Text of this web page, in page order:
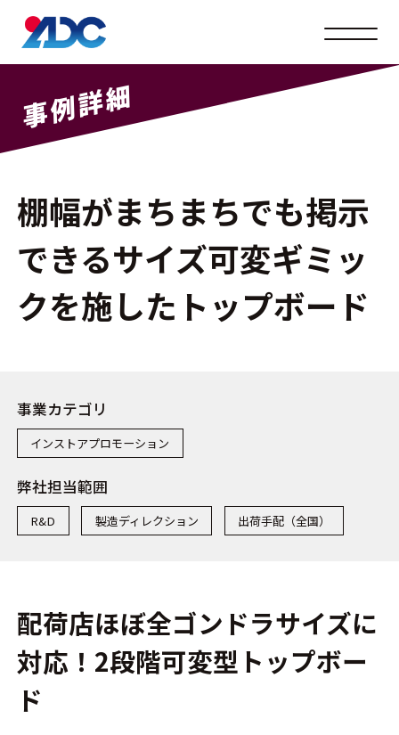
メニ
事例詳細
棚幅がまちまちでも掲示
できるサイズ可変ギミッ
クを施したトップボード
事業カテゴリ
インストアプロモーション
弊社担当範囲
R&D 製造ディレクション 出荷手配（全国）
配荷店ほぼ全ゴンドラサイズに
対応！2段階可変型トップボー
ド